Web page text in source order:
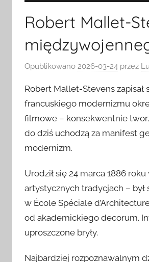
Robert Mallet-
Opublikowano 2026-03-24 przez
Robert Mallet-Stevens
francuskiego modernizmu
filmowe – konsekwentnie
do dziś uchodzą za manifest
modernizm.
Urodził się 24 marca 1886
artystycznych tradycjach –
w École Spéciale
od akademickiego decorum.
uproszczone bryły.
Najbardziej rozpoznawalnym